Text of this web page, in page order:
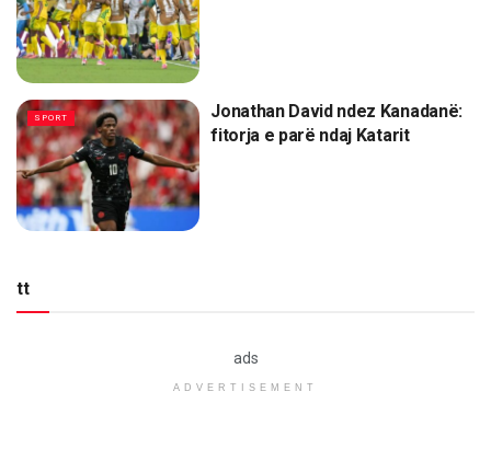
SPORT
Jonathan David ndez Kanadanë:
fitorja e parë ndaj Katarit
tt
ads
ADVERTISEMENT